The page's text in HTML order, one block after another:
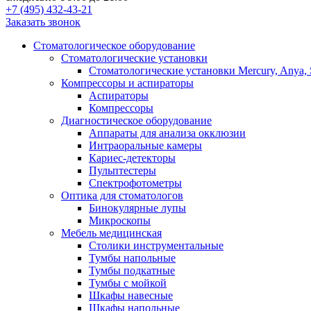
+7 (495) 432-43-21
Заказать звонок
Стоматологическое оборудование
Стоматологические установки
Стоматологические установки Mercury, Anya,
Компрессоры и аспираторы
Аспираторы
Компрессоры
Диагностическое оборудование
Аппараты для анализа окклюзии
Интраоральные камеры
Кариес-детекторы
Пульптестеры
Спектрофотометры
Оптика для стоматологов
Бинокулярные лупы
Микроскопы
Мебель медицинская
Столики инструментальные
Тумбы напольные
Тумбы подкатные
Тумбы с мойкой
Шкафы навесные
Шкафы напольные